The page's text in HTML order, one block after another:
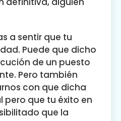
a sentir que tu
Puede que dicho
de un puesto
Pero también
con que dicha
que tu éxito en
que la